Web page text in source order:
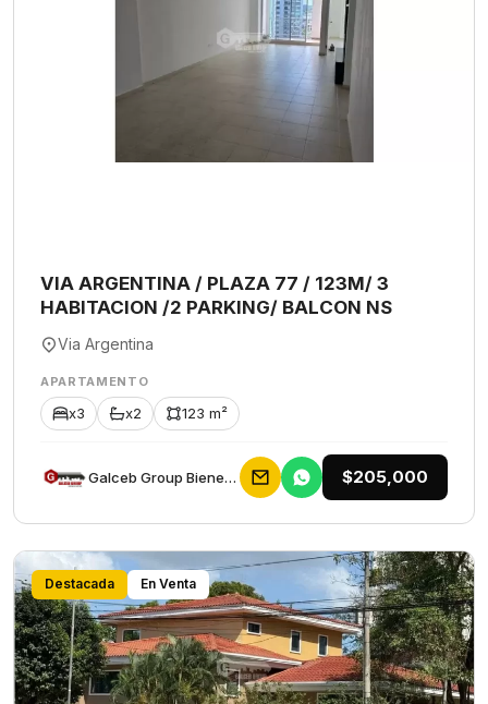
VIA ARGENTINA / PLAZA 77 / 123M/ 3
HABITACION /2 PARKING/ BALCON NS
Via Argentina
APARTAMENTO
x3 x2 123 m²
Galceb Group Bienes Raices $205,000
Destacada En Venta